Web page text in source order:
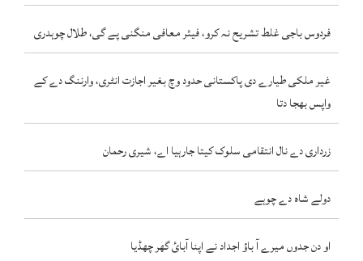
فردوس باجی غلط تشریح نہ کرو، فیئر معافی منگنی پے گی، طلال چوہدری
غیر ملکی طیارے دی پاکستانی حدود وچ بغیر اجازت انٹری، وارننگ دے کے
واپس بھجا دتا
زرداری دے نال انتقامی سلوک کیتا جارہیا اے، شیری رحمان
دولے شاہ دے چوہے
او دن جدوں میرے آ باؤ اجداد نے اپنا آبائ گھر چھڈیا